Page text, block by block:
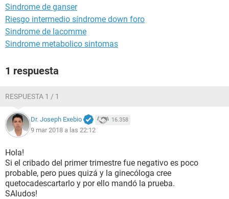
Sindrome de ganser
Riesgo intermedio síndrome down foro
Sindrome de lacomme
Sindrome metabolico sintomas
1 respuesta
RESPUESTA 1 / 1
Dr. Joseph Exebio 16.358
9 mar 2018 a las 22:12
Hola!
Si el cribado del primer trimestre fue negativo es poco
probable, pero pues quizá y la ginecóloga cree
quetocadescartarlo y por ello mandó la prueba.
SAludos!